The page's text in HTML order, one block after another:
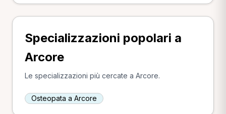
Specializzazioni popolari a
Arcore
Le specializzazioni più cercate a Arcore.
Osteopata a Arcore